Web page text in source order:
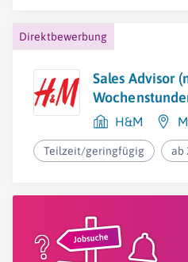
Direktbewerbung
Sales Advisor
H&M
Teilzeit/geringfügig ab